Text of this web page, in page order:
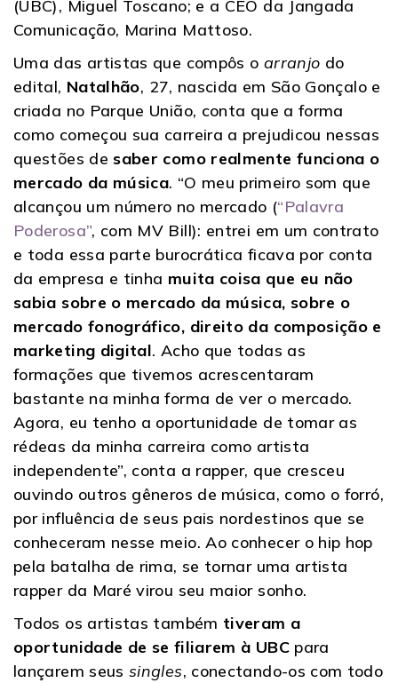
(UBC), Miguel Toscano; e a CEO da Jangada
Comunicação, Marina Mattoso.
Uma das artistas que compôs o arranjo do
edital, Natalhão, 27, nascida em São Gonçalo e
criada no Parque União, conta que a forma
como começou sua carreira a prejudicou nessas
questões de saber como realmente funciona o
mercado da música. “O meu primeiro som que
alcançou um número no mercado (“Palavra
Poderosa”, com MV Bill): entrei em um contrato
e toda essa parte burocrática ficava por conta
da empresa e tinha muita coisa que eu não
sabia sobre o mercado da música, sobre o
mercado fonográfico, direito da composição e
marketing digital. Acho que todas as
formações que tivemos acrescentaram
bastante na minha forma de ver o mercado.
Agora, eu tenho a oportunidade de tomar as
rédeas da minha carreira como artista
independente”, conta a rapper, que cresceu
ouvindo outros gêneros de música, como o forró,
por influência de seus pais nordestinos que se
conheceram nesse meio. Ao conhecer o hip hop
pela batalha de rima, se tornar uma artista
rapper da Maré virou seu maior sonho.
Todos os artistas também tiveram a
oportunidade de se filiarem à UBCpara
lançarem seussingles, conectando-os com todo